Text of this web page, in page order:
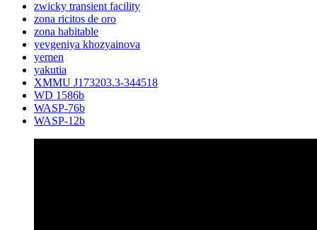
zwicky transient facility
zona ricitos de oro
zona habitable
yevgeniya khozyainova
yemen
yakutia
XMMU J173203.3-344518
WD 1586b
WASP-76b
WASP-12b